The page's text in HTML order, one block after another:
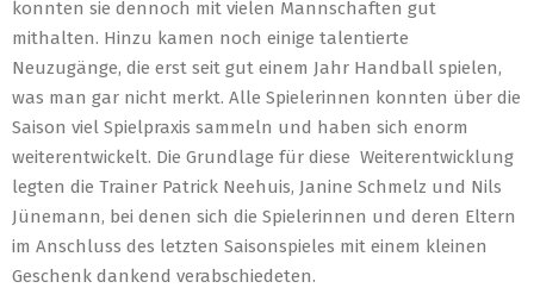
konnten sie dennoch mit vielen Mannschaften gut
mithalten. Hinzu kamen noch einige talentierte
Neuzugänge, die erst seit gut einem Jahr Handball spielen,
was man gar nicht merkt. Alle Spielerinnen konnten über die
Saison viel Spielpraxis sammeln und haben sich enorm
weiterentwickelt. Die Grundlage für diese Weiterentwicklung
legten die Trainer Patrick Neehuis, Janine Schmelz und Nils
Jünemann, bei denen sich die Spielerinnen und deren Eltern
im Anschluss des letzten Saisonspieles mit einem kleinen
Geschenk dankend verabschiedeten.